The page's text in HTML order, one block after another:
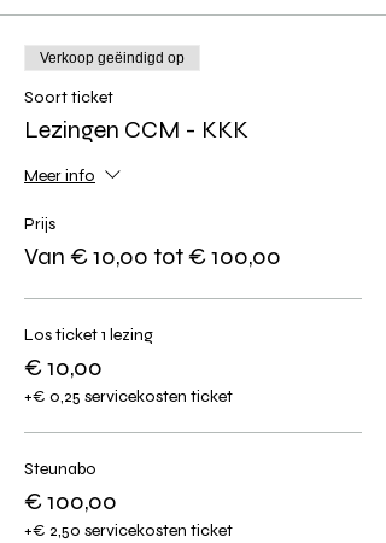
Verkoop geëindigd op
Soort ticket
Lezingen CCM - KKK
Meer info
Prijs
Van € 10,00 tot € 100,00
Los ticket 1 lezing
€ 10,00
+€ 0,25 servicekosten ticket
Steunabo
€ 100,00
+€ 2,50 servicekosten ticket